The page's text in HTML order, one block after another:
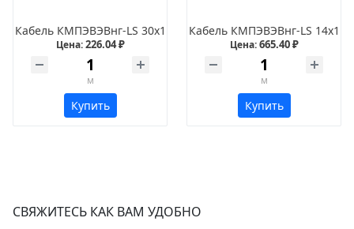
Кабель КМПЭВЭВнг-LS 30х1
Цена:226.04 ₽
м
Купить
Кабель КМПЭВЭВнг-LS 14х1
Цена:665.40 ₽
м
Купить
СВЯЖИТЕСЬ КАК ВАМ УДОБНО